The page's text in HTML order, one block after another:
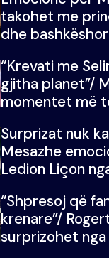
takohet me
dhe
“Krevati me
gjitha planet”/
momentet më
mungojë zilja e
Surprizat nuk
Mesazhe
Ledion Liçon
mban dot
“Shpresoj që
krenare”/
surprizohet